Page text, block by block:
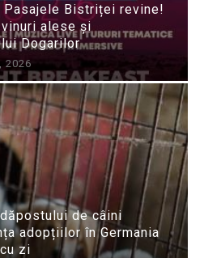
Pasajele Bistriței revine!
alese și
Dogarilor
2026
de câini
adopțiilor în Germania
zi